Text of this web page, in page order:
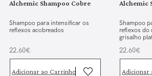
Alchemic Shampoo Cobre
Shampoo para intensificar os
reflexos acobreados
22.60€
Adicionar ao Carrinho
Alchemic
Shampoo
reflexos do
grisalho
22.60€
Adicionar